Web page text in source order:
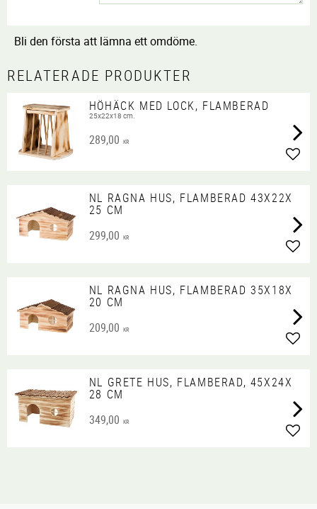
Bli den första att lämna ett omdöme.
RELATERADE PRODUKTER
HÖHÄCK MED LOCK, FLAMBERAD
25x22x18 cm.
289,00 KR
NL RAGNA HUS, FLAMBERAD 43X22X
25 CM
299,00 KR
NL RAGNA HUS, FLAMBERAD 35X18X
20 CM
209,00 KR
NL GRETE HUS, FLAMBERAD, 45X24X
28 CM
349,00 KR